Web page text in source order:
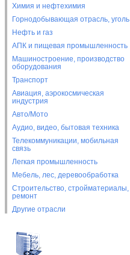
Химия и нефтехимия
Горнодобывающая отрасль, уголь
Нефть и газ
АПК и пищевая промышленность
Машиностроение, производство
оборудования
Транспорт
Авиация, аэрокосмическая
индустрия
Авто/Мото
Аудио, видео, бытовая техника
Телекоммуникации, мобильная
связь
Легкая промышленность
Мебель, лес, деревообработка
Строительство, стройматериалы,
ремонт
Другие отрасли